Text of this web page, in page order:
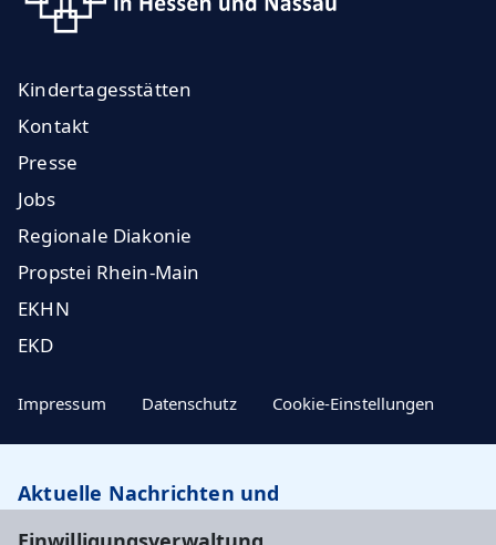
Kindertagesstätten
Kontakt
Presse
Jobs
Regionale Diakonie
Propstei Rhein-Main
EKHN
EKD
Impressum Datenschutz Cookie-Einstellungen
Aktuelle Nachrichten und